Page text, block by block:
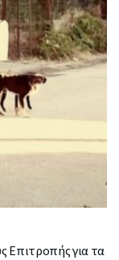
Επιτροπής για τα